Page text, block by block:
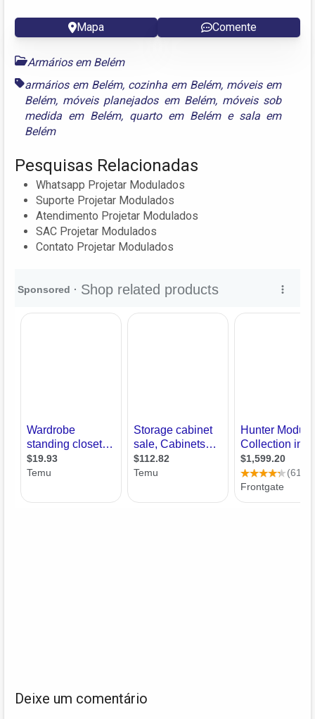
Mapa Comente
Armários em Belém
armários em Belém, cozinha em Belém, móveis em
Belém, móveis planejados em Belém, móveis sob
medida em Belém, quarto em Beléme sala em
Belém
Pesquisas Relacionadas
Whatsapp Projetar Modulados
Suporte Projetar Modulados
Atendimento Projetar Modulados
SAC Projetar Modulados
Contato Projetar Modulados
Deixe um comentário